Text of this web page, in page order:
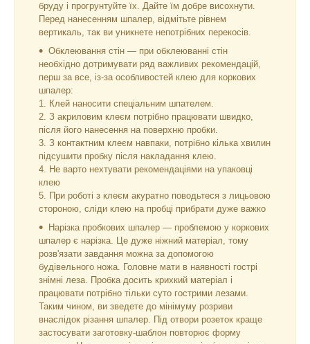
бруду і прогрунтуйте їх. Дайте їм добре висохнути.
Перед нанесенням шпалер, відмітьте рівнем
вертикаль, так ви уникнете непотрібних перекосів.
Обклеювання стін — при обклеюванні стін
необхідно дотримувати ряд важливих рекомендацій,
перш за все, із-за особливостей клею для коркових
шпалер:
1. Клей наносити спеціальним шпателем.
2. З акриловим клеєм потрібно працювати швидко,
після його нанесення на поверхню пробки.
3. З контактним клеєм навпаки, потрібно кілька хвилин
підсушити пробку після накладання клею.
4. Не варто нехтувати рекомендаціями на упаковці
клею
5. При роботі з клеєм акуратно поводьтеся з лицьовою
стороною, сліди клею на пробці прибрати дуже важко
Нарізка пробкових шпалер — проблемою у коркових
шпалер є нарізка. Це дуже ніжний матеріал, тому
розв'язати завдання можна за допомогою
будівельного ножа. Головне мати в наявності гострі
знімні леза. Пробка досить крихкий матеріал і
працювати потрібно тільки суто гострими лезами.
Таким чином, ви зведете до мінімуму розриви
внаслідок різання шпалер. Під отвори розеток краще
застосувати заготовку-шаблон повторює форму